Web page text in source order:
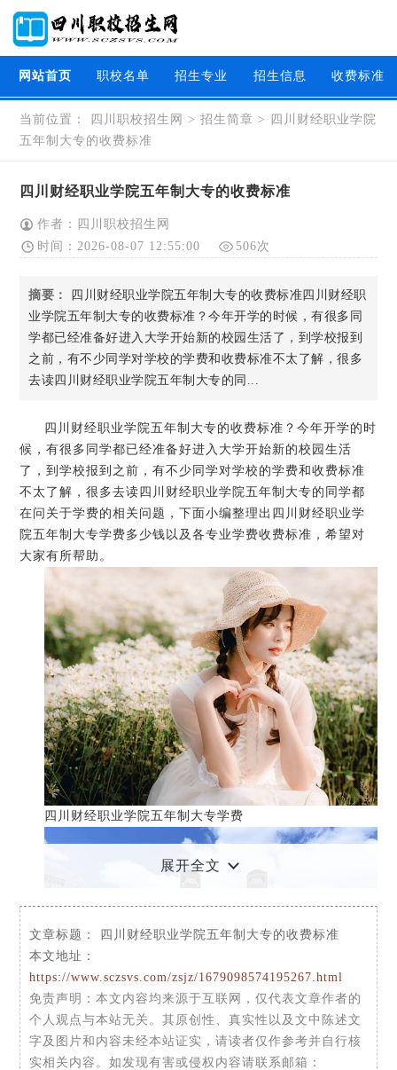
网站首页 职校名单 招生专业 招生信息 收费标准
当前位置： 四川职校招生网 >招生简章 >
四川财经职业学院
五年制大专的收费标准
四川财经职业学院五年制大专的收费标准
作者：四川职校招生网
时间：2026-08-07 12:55:00
506次
摘要：
四川财经职业学院五年制大专的收费标准四川财经职
业学院五年制大专的收费标准？今年开学的时候，有很多同
学都已经准备好进入大学开始新的校园生活了，到学校报到
之前，有不少同学对学校的学费和收费标准不太了解，很多
去读四川财经职业学院五年制大专的同...
四川财经职业学院五年制大专的收费标准？今年开学的时
候，有很多同学都已经准备好进入大学开始新的校园生活
了，到学校报到之前，有不少同学对学校的学费和收费标准
不太了解，很多去读四川财经职业学院五年制大专的同学都
在问关于学费的相关问题，下面小编整理出四川财经职业学
院五年制大专学费多少钱以及各专业学费收费标准，希望对
大家有所帮助。
四川财经职业学院五年制大专学费
展开全文
文章标题：
四川财经职业学院五年制大专的收费标准
本文地址：
https://www.sczsvs.com/zsjz/1679098574195267.html
免责声明 ：本文内容均来源于互联网，仅代表文章作者的
个人观点与本站无关。其原创性、真实性以及文中陈述文
字及图片和内容未经本站证实，请读者仅作参考并自行核
实相关内容。如发现有害或侵权内容请联系邮箱：